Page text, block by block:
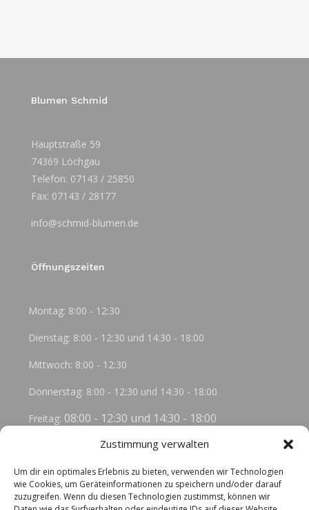
Zustimmung verwalten
Um dir ein optimales Erlebnis zu bieten, verwenden wir Technologien
wie Cookies, um Geräteinformationen zu speichern und/oder darauf
zuzugreifen. Wenn du diesen Technologien zustimmst, können wir
Blumen Schmid
Hauptstraße 59
74369 Löchgau
Telefon: 07143 / 25850
Fax: 07143 / 28177
info@schmid-blumen.de
Öffnungszeiten
Montag: 8:00 - 12:30
Dienstag: 8:00 - 12:30 und 14:30 - 18:00
Mittwoch: 8:00 - 12:30
Donnerstag: 8:00 - 12:30 und 14:30 - 18:00
Freitag: 08:00 - 12:30 und 14:30 - 18:00
Samstag: 8:00 - 12:30
DSGVO